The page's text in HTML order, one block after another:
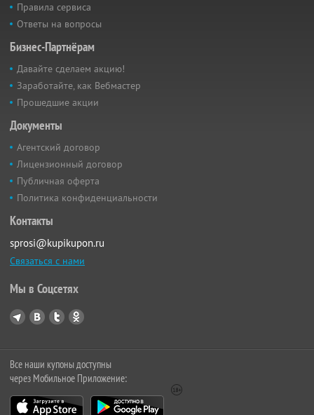
Правила сервиса
Ответы на вопросы
Бизнес-Партнёрам
Давайте сделаем акцию!
Заработайте, как Вебмастер
Прошедшие акции
Документы
Агентский договор
Лицензионный договор
Публичная оферта
Политика конфиденциальности
Контакты
sprosi@kupikupon.ru
Связаться с нами
Мы в Соцсетях
Все наши купоны доступны
через Мобильное Приложение: